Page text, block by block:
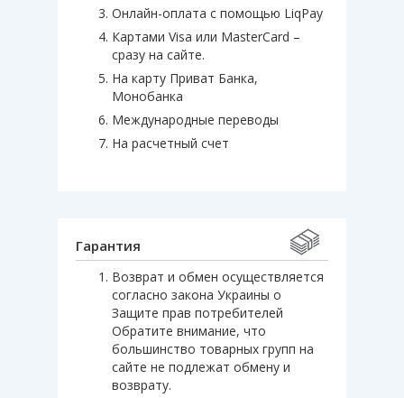
Онлайн-оплата с помощью LiqPay
Картами Visa или MasterCard –
сразу на сайте.
На карту Приват Банка,
Монобанка
Международные переводы
На расчетный счет
Гарантия
Возврат и обмен осуществляется
согласно закона Украины о
Защите прав потребителей
Обратите внимание, что
большинство товарных групп на
сайте не подлежат обмену и
возврату.